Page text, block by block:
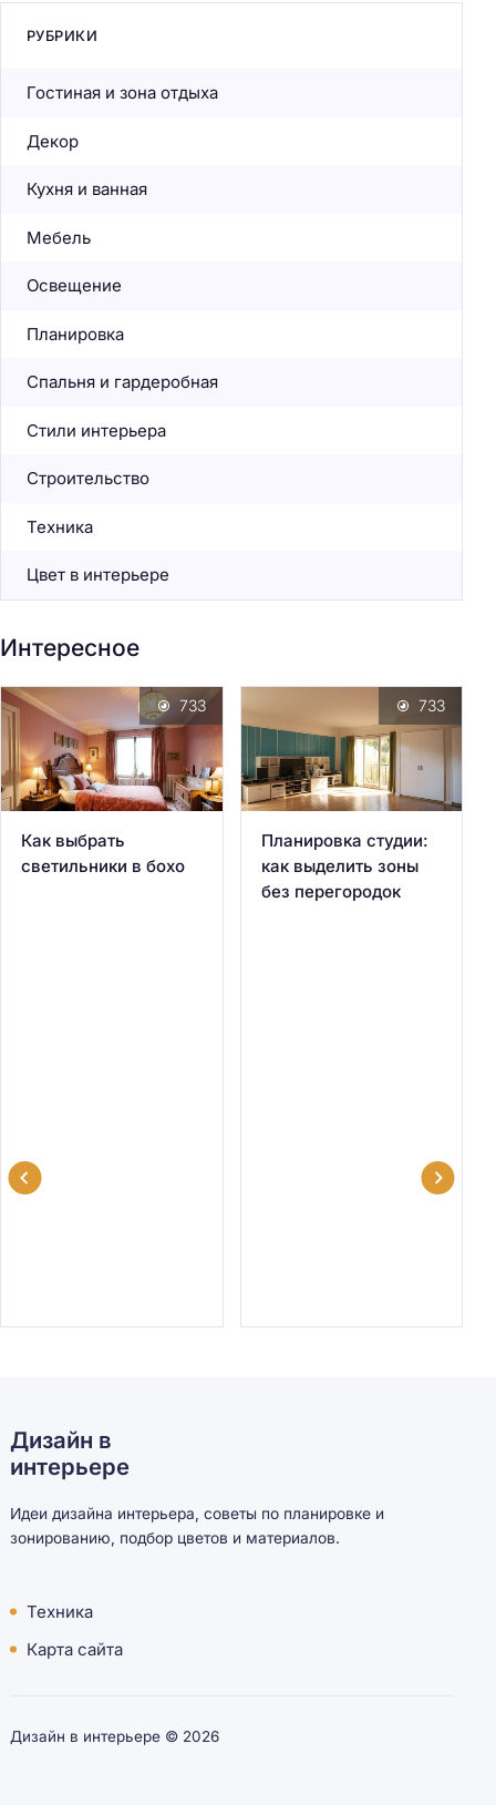
РУБРИКИ
Гостиная и зона отдыха
Декор
Кухня и ванная
Мебель
Освещение
Планировка
Спальня и гардеробная
Стили интерьера
Строительство
Техника
Цвет в интерьере
Интересное
Как выбрать
светильники в бохо
733
Планировка студии:
как выделить зоны
без перегородок
733
Дизайн в
интерьере
Идеи дизайна интерьера, советы по планировке и
зонированию, подбор цветов и материалов.
Техника
Карта сайта
Дизайн в интерьере © 2026